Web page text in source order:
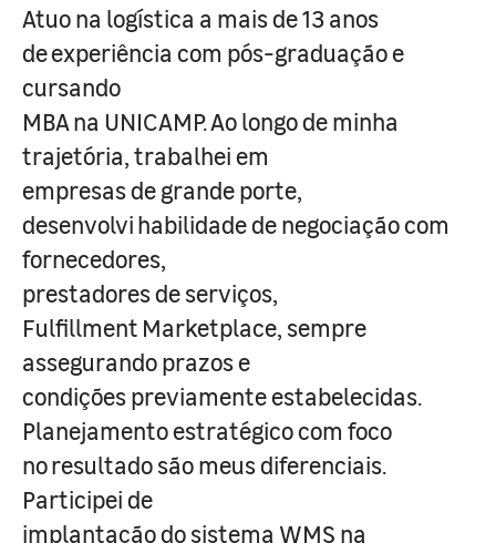
Atuo na logística a mais de 13 anos
de experiência com pós-graduação e
cursando
MBA na UNICAMP. Ao longo de minha
trajetória, trabalhei em
empresas de grande porte,
desenvolvi habilidade de negociação com
fornecedores,
prestadores de serviços,
Fulfillment Marketplace, sempre
assegurando prazos e
condições previamente estabelecidas.
Planejamento estratégico com foco
no resultado são meus diferenciais.
Participei de
implantação do sistema WMS na